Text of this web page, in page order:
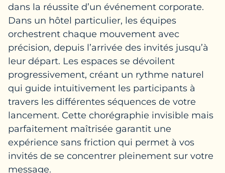
dans la réussite d’un événement corporate.
Dans un hôtel particulier, les équipes
orchestrent chaque mouvement avec
précision, depuis l’arrivée des invités jusqu’à
leur départ. Les espaces se dévoilent
progressivement, créant un rythme naturel
qui guide intuitivement les participants à
travers les différentes séquences de votre
lancement. Cette chorégraphie invisible mais
parfaitement maîtrisée garantit une
expérience sans friction qui permet à vos
invités de se concentrer pleinement sur votre
message.